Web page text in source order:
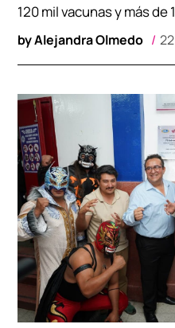
byAlejandra Olmedo
120 mil vacunas y más